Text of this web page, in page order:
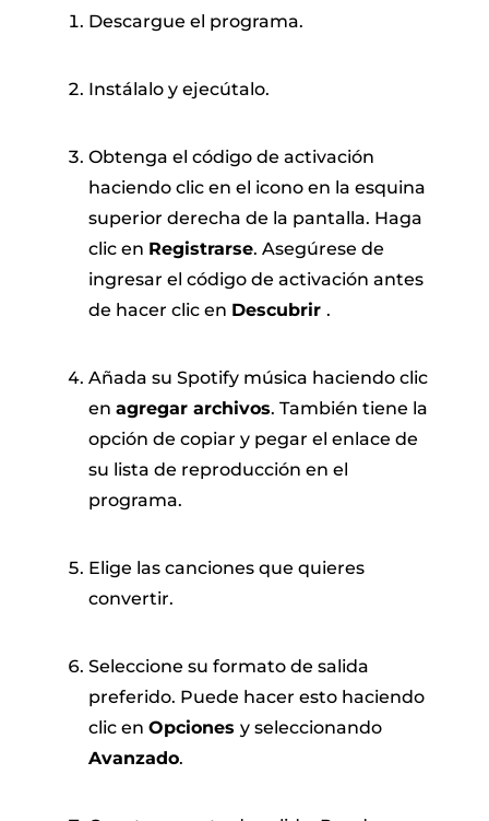
Descargue el programa.
Instálalo y ejecútalo.
Obtenga el código de activación
haciendo clic en el icono en la esquina
superior derecha de la pantalla. Haga
clic en Registrarse. Asegúrese de
ingresar el código de activación antes
de hacer clic en Descubrir .
Añada su Spotify música haciendo clic
en agregar archivos. También tiene la
opción de copiar y pegar el enlace de
su lista de reproducción en el
programa.
Elige las canciones que quieres
convertir.
Seleccione su formato de salida
preferido. Puede hacer esto haciendo
clic en Opciones y seleccionando
Avanzado.